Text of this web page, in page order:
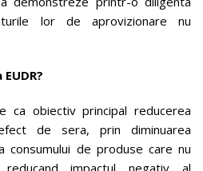
lor de aprovizionare nu
ca obiectiv principal reducerea
de sera, prin diminuarea
consumului de produse care nu
reducand impactul negativ al